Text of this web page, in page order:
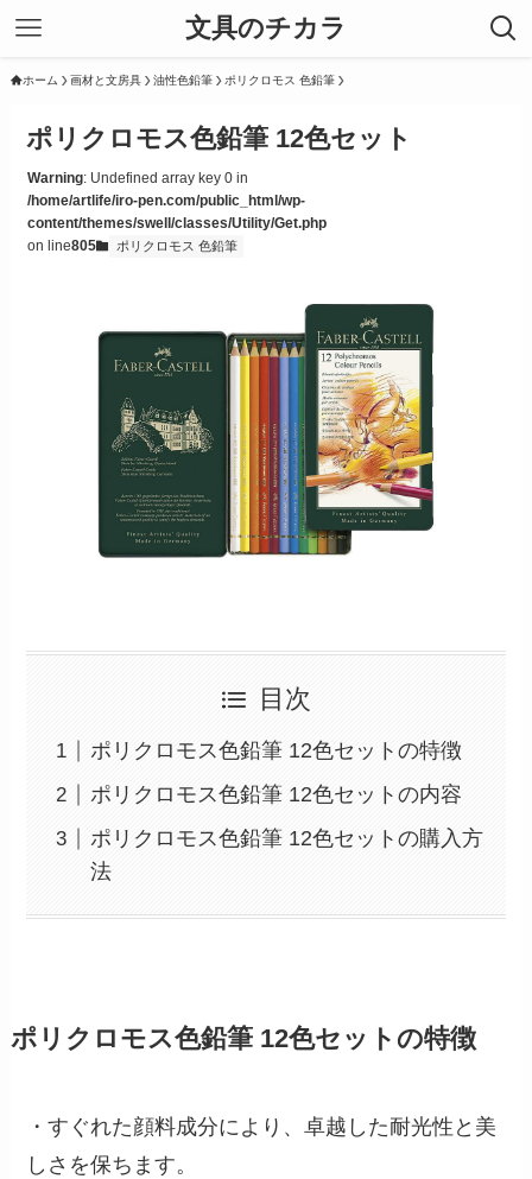
文具のチカラ
ホーム 画材と文房具 油性色鉛筆 ポリクロモス 色鉛筆
ポリクロモス色鉛筆 12色セット
Warning: Undefined array key 0 in
/home/artlife/iro-pen.com/public_html/wp-
content/themes/swell/classes/Utility/Get.php
on line805 ポリクロモス 色鉛筆
目次
ポリクロモス色鉛筆 12色セットの特徴
ポリクロモス色鉛筆 12色セットの内容
ポリクロモス色鉛筆 12色セットの購入方
法
ポリクロモス色鉛筆 12色セットの特徴
・すぐれた顔料成分により、卓越した耐光性と美
しさを保ちます。